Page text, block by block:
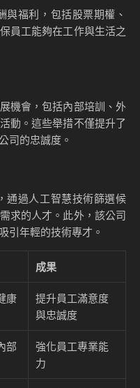
與福利，包括股票期權、
員工能夠在工作與生活之
機會，包括內部培訓、外
動。這些舉措不僅提升了
司的忠誠度。
通過人工智慧技術篩選候
求的人才。此外，該公司
引年輕的技術專才。
成果
康
提升員工滿意度
與忠誠度
部
強化員工專業能
力